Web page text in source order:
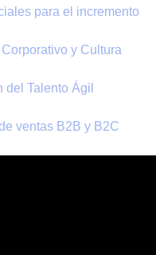
para el incremento
y Cultura
Talento Ágil
ventas B2B y B2C